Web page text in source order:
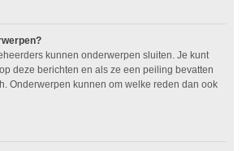
kunnen onderwerpen sluiten. Je kunt
deze berichten en als ze een peiling bevatten
Onderwerpen kunnen om welke reden dan ook